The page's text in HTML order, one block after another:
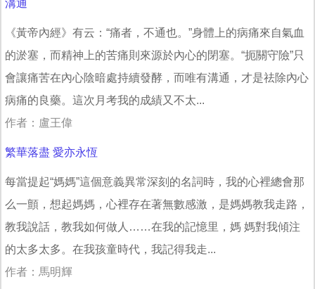
溝通
《黃帝內經》有云：“痛者，不通也。”身體上的病痛來自氣血
的淤塞，而精神上的苦痛則來源於內心的閉塞。“扼關守險”只
會讓痛苦在內心陰暗處持續發酵，而唯有溝通，才是祛除內心
病痛的良藥。這次月考我的成績又不太...
作者：盧王偉
繁華落盡 愛亦永恆
每當提起“媽媽”這個意義異常深刻的名詞時，我的心裡總會那
么一顫，想起媽媽，心裡存在著無數感激，是媽媽教我走路，
教我說話，教我如何做人……在我的記憶里，媽 媽對我傾注
的太多太多。在我孩童時代，我記得我走...
作者：馬明輝